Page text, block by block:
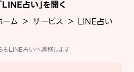
占い」を開く
ーム ＞ サービス ＞ LINE占い
もLINE占いへ遷移します